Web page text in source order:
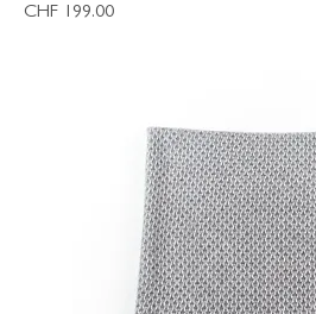
Preis
CHF 199.00